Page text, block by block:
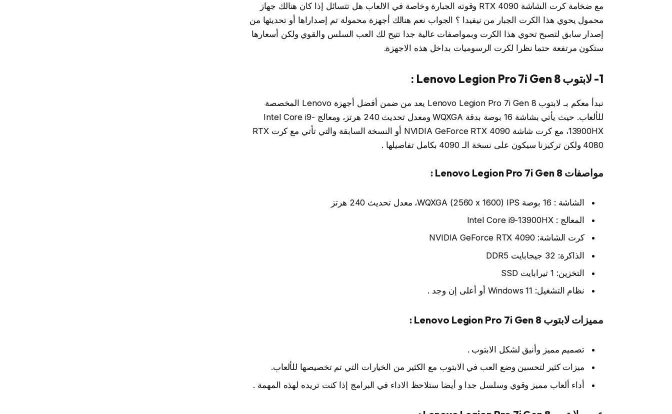
مع ضخامة كرت الشاشة RTX 4090 وقوته الجبارة وخاصة في الالعاب هل تتسائل إذا كان هنالك جهاز
محمول يحوي هذا الكرت الجبار من نيفيدا ؟ الجواب نعم هنالك أجهزة محمولة تم إصداراها أو تحديثها من
إصدار سابق لتصبح تحوي هذا الكرت وبمواصفات عالية جدا تتيح لك العب السلس والقوي ولكن أسعارها
ستكون مرتفعة حتما نظرا لكرت الرسوميات بداخل هذه الاجهزة.
1- لابتوب Lenovo Legion Pro 7i Gen 8 :
نبدأ معكم بـ لابتوب Lenovo Legion Pro 7i Gen 8 يعد من ضمن أفضل أجهزة Lenovo المخصصة
للألعاب. حيث يأتي بشاشة 16 بوصة بدقة WQXGA ومعدل تحديث 240 هرتز، ومعالج Intel Core i9-
13900HX، مع كرت شاشة NVIDIA GeForce RTX 4090 أو النسخة السابقة والتي تأتي مع كرت RTX
4080 ولكن تركيزنا سيكون على نسخة الـ 4090 بكامل تفاصيلها .
مواصفات Lenovo Legion Pro 7i Gen 8 :
الشاشة : 16 بوصة WQXGA (2560 x 1600) IPS، معدل تحديث 240 هرتز
المعالج : Intel Core i9-13900HX
كرت الشاشة: NVIDIA GeForce RTX 4090
الذاكرة: 32 جيجابايت DDR5
التخزين: 1 تيرابايت SSD
نظام التشغيل: Windows 11 أو أعلى إن وجد .
مميزات لابتوب Lenovo Legion Pro 7i Gen 8 :
تصميم مميز وأنيق لشكل الابتوب .
ميزات كثير لتحسين وضع العب في الابتوب مع الكثير من الخيارات التي تم تخصيصها للألعاب.
أداء ألعاب مميز وقوي وسلسل جدا و أيضا ستلاحظ الاداء في البرامج إذا كنت تريده لهذه المهمة .